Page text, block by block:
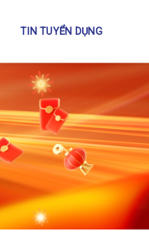
TIN TUYỂN DỤNG